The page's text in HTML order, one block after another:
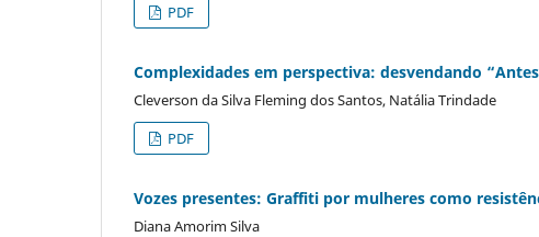
PDF
Complexidades em perspectiva: desvendando
Cleverson da Silva Fleming dos Santos, Natália Trindade
PDF
Vozes presentes: Graffiti por mulheres como
Diana Amorim Silva